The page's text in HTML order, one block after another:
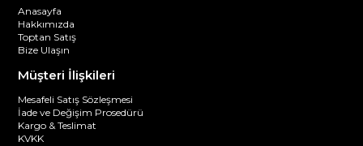
Anasayfa
Hakkımızda
Toptan Satış
Bize Ulaşın
Müşteri İlişkileri
Mesafeli Satış Sözleşmesi
İade ve Değişim Prosedürü
Kargo & Teslimat
KVKK